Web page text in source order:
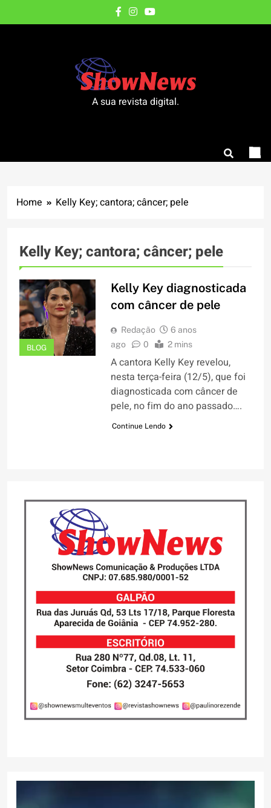
to
A sua revista digital.
Home Kelly Key; cantora; câncer; pele
Kelly Key; cantora; câncer; pele
BLOG
Kelly Key diagnosticada
com câncer de pele
Redação
6 anos
ago
0 2 mins
A cantora Kelly Key revelou,
nesta terça-feira (12/5), que foi
diagnosticada com câncer de
pele, no fim do ano passado….
Continue Lendo